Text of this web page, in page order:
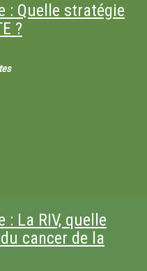
: Quelle stratégie
?
La RIV, quelle
cancer de la